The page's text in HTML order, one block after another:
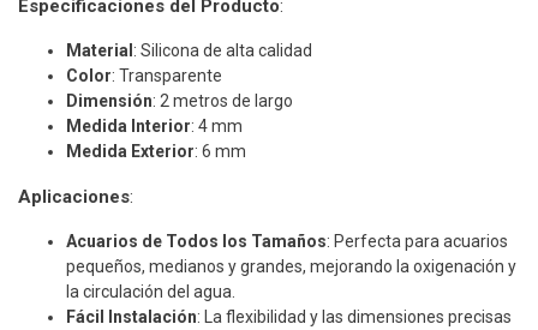
Especificaciones del Producto:
Material : Silicona de alta calidad
Color: Transparente
Dimensión: 2 metros de largo
Medida Interior: 4 mm
Medida Exterior: 6 mm
Aplicaciones:
Acuarios de Todos los Tamaños: Perfecta para acuarios
pequeños, medianos y grandes, mejorando la oxigenación y
la circulación del agua.
Fácil Instalación: La flexibilidad y las dimensiones precisas